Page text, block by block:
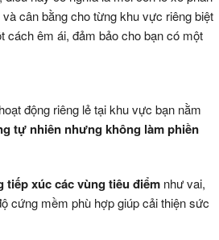
cân bằng cho từng khu vực riêng biệt
cách êm ái, đảm bảo cho bạn có một
động riêng lẻ tại khu vực bạn nằm
tự nhiên nhưng không làm phiền
tiếp xúc các vùng tiêu điểm như vai,
cứng mềm phù hợp giúp cải thiện sức